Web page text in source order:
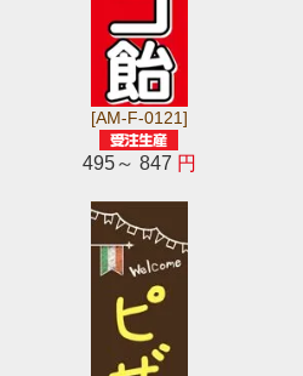
[AM-F-0121]
495～ 847 円